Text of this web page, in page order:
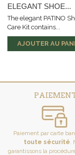
ELEGANT SHOE...
The elegant PATINO
Care Kit contains...
AJOUTER AU
Paiement par carte
toute sécurité
garantissons la